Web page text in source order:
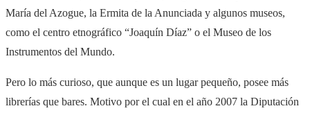
María del Azogue, la Ermita de la Anunciada y algunos museos,
como el centro etnográfico “Joaquín Díaz” o el Museo de los
Instrumentos del Mundo.
Pero lo más curioso, que aunque es un lugar pequeño, posee más
librerías que bares. Motivo por el cual en el año 2007 la Diputación